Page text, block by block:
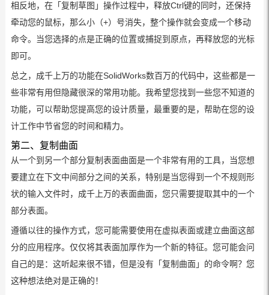
相反地，在「复制草图」操作过程中，释放Ctrl键的同时，还保持
牵动您的鼠标，那么小（+）号消失，整个操作就会变成一个移动
命令。当您选择的点是正确的位置或捕捉到原点，再释放您的光标
即可。
总之，成千上万的功能在SolidWorks数百万的代码中，这些都是一
些非常有用但隐藏很深的常用功能。我希望您找到一些您不知道的
功能，可以帮助您提高您的设计质量，最重要的是，帮助在您的设
计工作中节省您的时间和精力。
第二、复制曲面
从一个到另一个部分复制表面曲面是一个非常有用的工具，当您想
要建立在下文中间部分之间的关系，特别是当您得到一个不规则形
状的输入文件时，成千上万的表面曲面，您只需要提取其中的一个
部分表面。
遵循以往的操作方式，您可能需要使用在虚拟表面或建立曲面这部
分的应用程序。仅仅将其表面加厚作为一个新的特征。您可能会问
自己的是：这听起来很不错，但是没有「复制曲面」的命令啊？您
这种想法绝对是正确的！